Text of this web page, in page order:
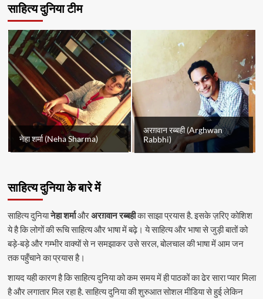
साहित्य दुनिया टीम
नेहा शर्मा (Neha Sharma)
अरग़वान रब्बही (Arghwan
Rabbhi)
साहित्य दुनिया के बारे में
साहित्य दुनियानेहा शर्माऔरअरग़वान रब्बहीका साझा प्रयास है. इसके ज़रिए कोशिश
ये है कि लोगों की रूचि साहित्य और भाषा में बढ़े। ये साहित्य और भाषा से जुड़ी बातों को
बड़े-बड़े और गम्भीर वाक्यों से न समझाकर उसे सरल, बोलचाल की भाषा में आम जन
तक पहुँचाने का प्रयास है।
शायद यही कारण है कि साहित्य दुनिया को कम समय में ही पाठकों का ढेर सारा प्यार मिला
है और लगातार मिल रहा है. साहित्य दुनिया की शुरुआत सोशल मीडिया से हुई लेकिन